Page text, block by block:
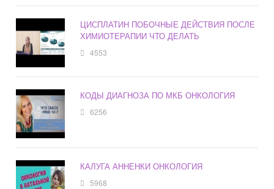
ЦИСПЛАТИН ПОБОЧНЫЕ ДЕЙСТВИЯ ПОСЛЕ
ХИМИОТЕРАПИИ ЧТО ДЕЛАТЬ
4553
КОДЫ ДИАГНОЗА ПО МКБ ОНКОЛОГИЯ
6256
КАЛУГА АННЕНКИ ОНКОЛОГИЯ
5968